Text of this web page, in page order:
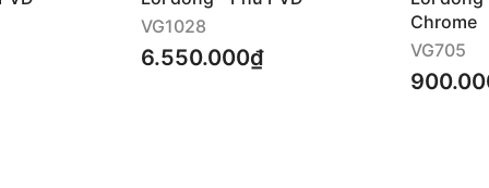
Hotline: 1800 58 58
VG1028
6.550.000₫
Chrome
VG705